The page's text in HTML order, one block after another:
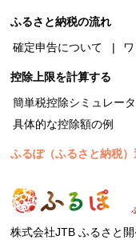
ふるさと納税の流れ
確定申告について
控除上限を計算する
簡単税控除シミュレー
具体的な控除額の例
ふるぽ（ふるさと納税
株式会社JTB ふるさと